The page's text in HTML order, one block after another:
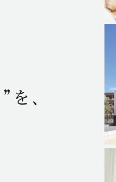
を、